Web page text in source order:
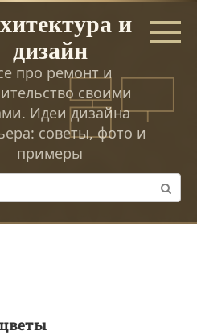
и
дизайн
про ремонт и
своими
Идеи дизайна
советы, фото и
примеры